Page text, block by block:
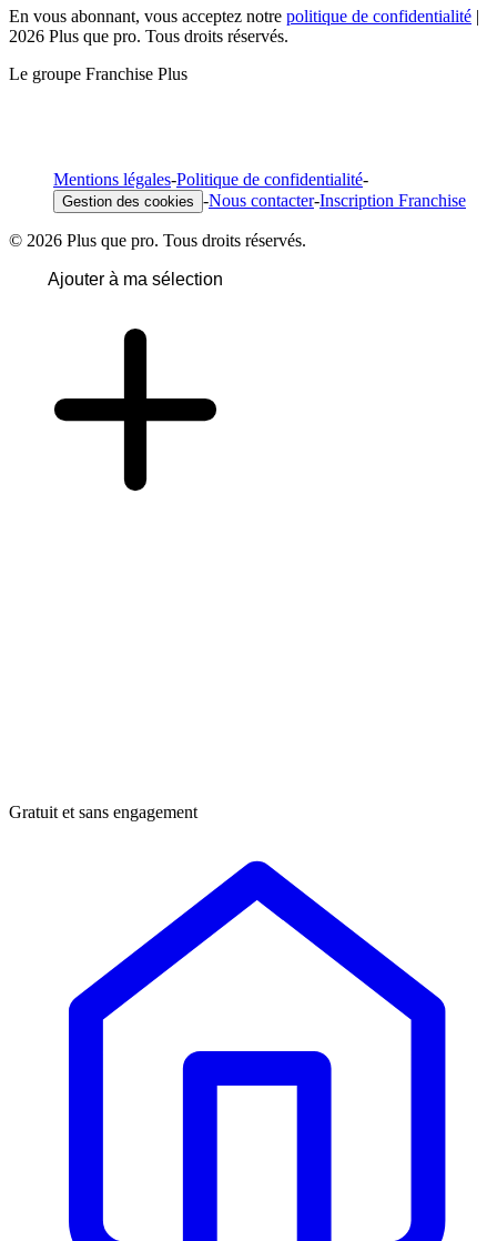
En vous abonnant, vous acceptez notre politique de confidentialité |
2026 Plus que pro. Tous droits réservés.
Le groupe Franchise Plus
Mentions légales-Politique de confidentialité-
Gestion des cookies -Nous contacter-Inscription Franchise
© 2026 Plus que pro. Tous droits réservés.
Ajouter à ma sélection
Gratuit et sans engagement